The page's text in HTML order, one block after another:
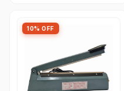
10% OFF